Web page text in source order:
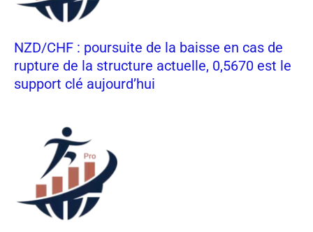
NZD/CHF : poursuite de la baisse en cas de
rupture de la structure actuelle, 0,5670 est le
support clé aujourd’hui